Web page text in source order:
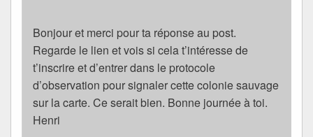
Bonjour et merci pour ta réponse au post.
Regarde le lien et vois si cela t’intéresse de
t’inscrire et d’entrer dans le protocole
d’observation pour signaler cette colonie sauvage
sur la carte. Ce serait bien. Bonne journée à toi.
Henri